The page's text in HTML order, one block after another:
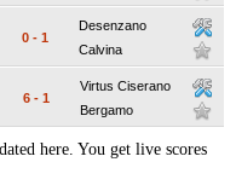
0 - 1
Desenzano
Calvina
6 - 1
Virtus Ciserano
Bergamo
here. You get live scores